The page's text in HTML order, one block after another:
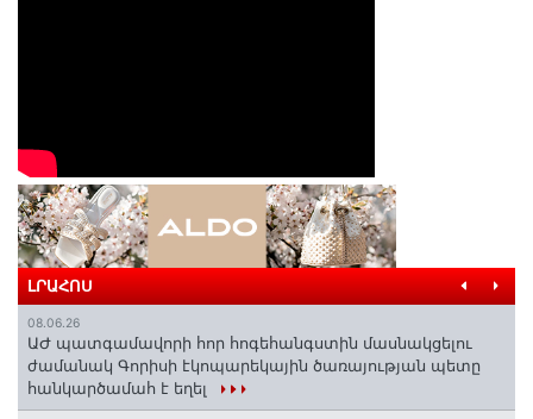
ԼՐԱՀՈՍ
08.06.26
ԱԺ պատգամավորի հոր հոգեհանգստին մասնակցելու
ժամանակ Գորիսի էկոպարեկային ծառայության պետը
հանկարծամահ է եղել